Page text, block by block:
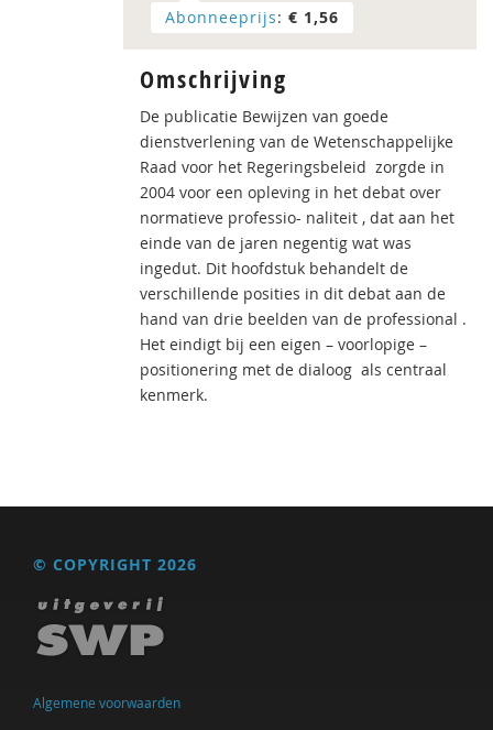
Abonneeprijs: € 1,56
Omschrijving
De publicatie Bewijzen van goede
dienstverlening van de Wetenschappelijke
Raad voor het Regeringsbeleid zorgde in
2004 voor een opleving in het debat over
normatieve professio- naliteit , dat aan het
einde van de jaren negentig wat was
ingedut. Dit hoofdstuk behandelt de
verschillende posities in dit debat aan de
hand van drie beelden van de professional .
Het eindigt bij een eigen – voorlopige –
positionering met de dialoog als centraal
kenmerk.
© COPYRIGHT 2026
Algemene voorwaarden